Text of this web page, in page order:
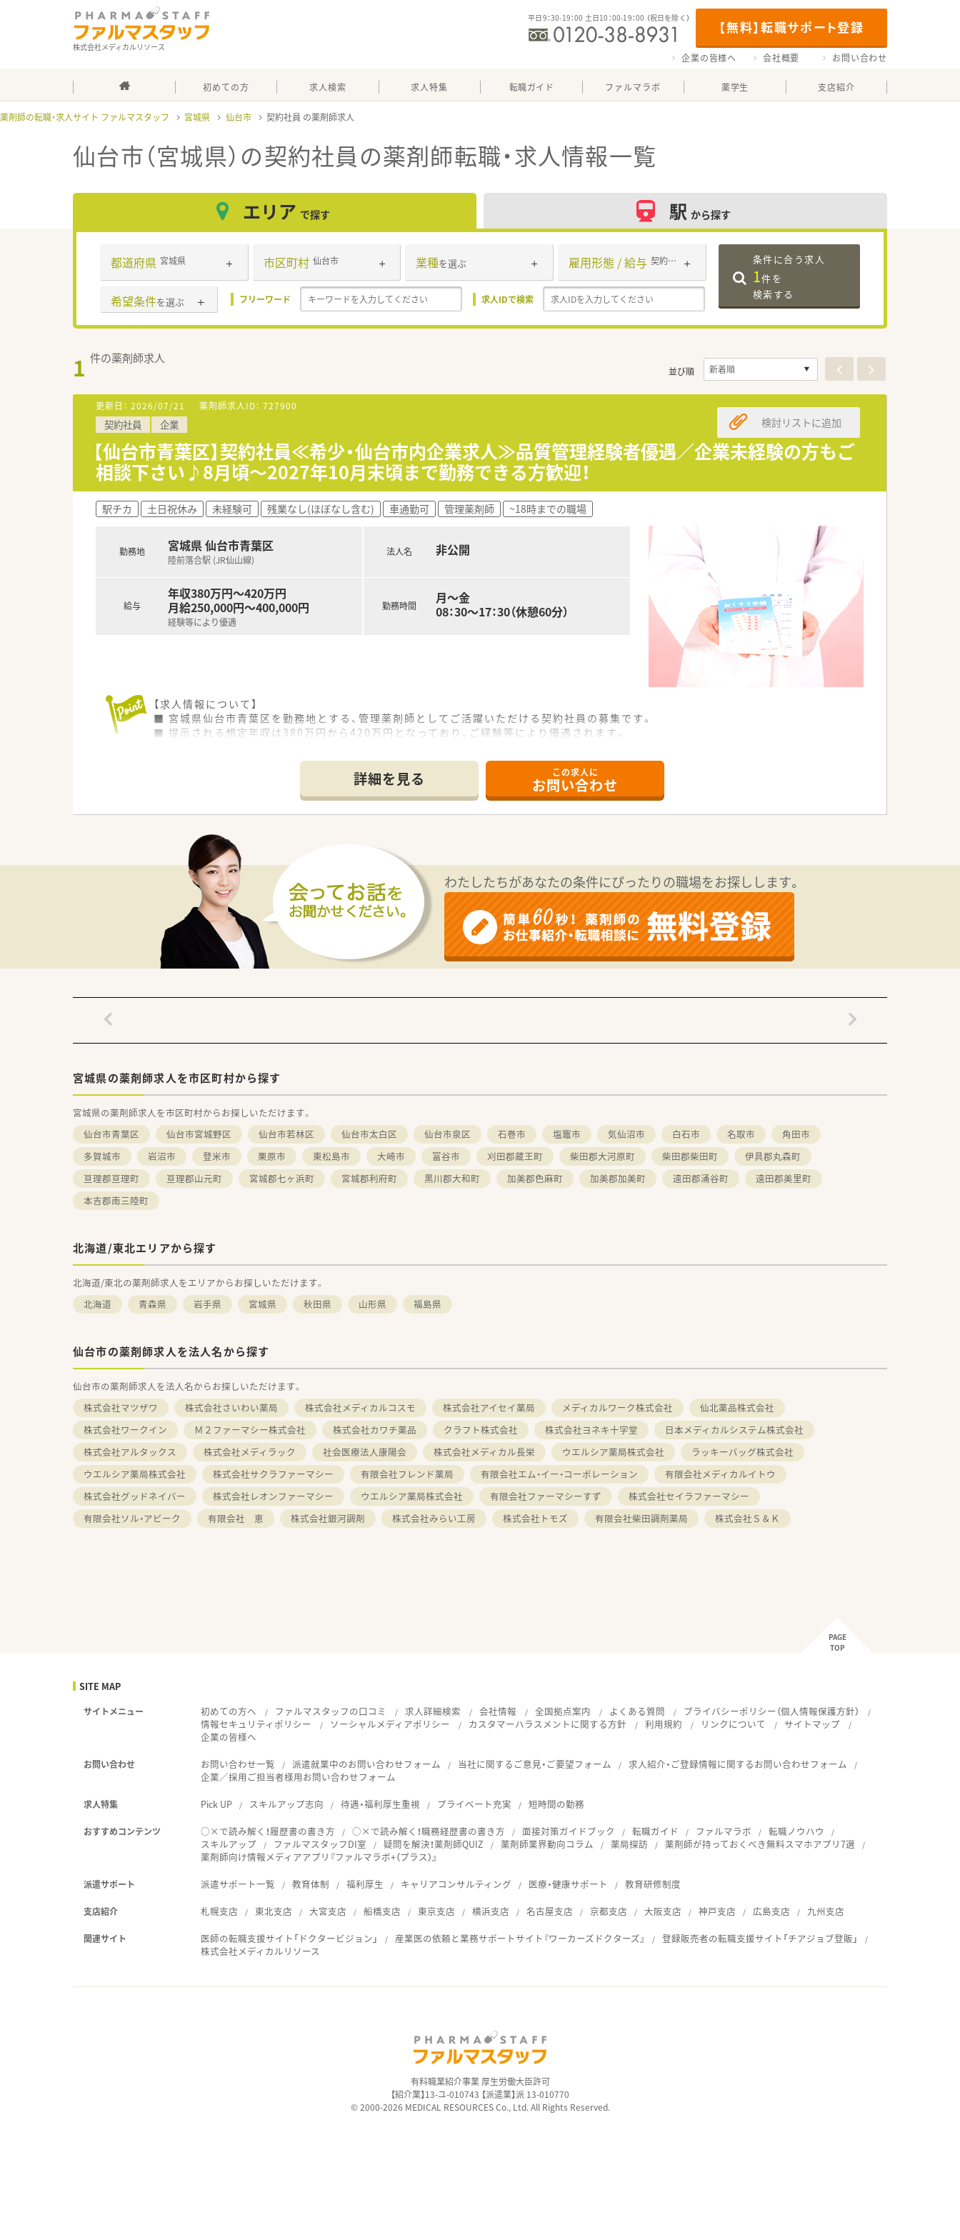
株式会社メディカルリソース
【無料】転職サポート登録
平日9：30-19：00 土日10：00-19：00 （祝日を除く）
企業の皆様へ 会社概要 お問い合わせ
初めての方 求人検索 求人特集 転職ガイド ファルマラボ 薬学生 支店紹介
薬剤師の転職・求人サイト ファルマスタッフ 宮城県 仙台市 契約社員
仙台市（宮城県）の契約社員の薬剤師転職・求人情報一覧
エリア で探す 駅 から探す
都道府県 宮城県 市区町村 仙台市 業種を選ぶ 雇用形態 / 給与 契約社員
希望条件を選ぶ フリーワード 求人IDで検索
条件に合う求人
1件を
検索する
1 件の薬剤師求人
並び順
更新日： 2026/07/21 薬剤師求人ID： 727900
契約社員 企業
【仙台市青葉区】契約社員≪希少・仙台市内企業求人≫品質管理経験者優遇／企業未経験の方もご
相談下さい♪8月頃～2027年10月末頃まで勤務できる方歓迎！
検討リストに追加
駅チカ 土日祝休み 未経験可 残業なし(ほぼなし含む) 車通勤可 管理薬剤師 ~18時までの職場
勤務地 宮城県 仙台市青葉区
陸前落合駅 (JR仙山線)
給与
年収380万円～420万円
月給250,000円～400,000円
経験等により優遇
法人名 非公開
勤務時間
月～金
08：30～17：30（休憩60分）
【求人情報について】
■ 宮城県仙台市青葉区を勤務地とする、管理薬剤師としてご活躍いただける契約社員の募集です。
■ 提示される想定年収は380万円から420万円となっており、ご経験等により優遇されます。
■ 環境や衛生のプロフェッショナルが満足するような、関連薬剤の開発や提携に努めています。
■ 宮城県内で唯一の医療用医薬品製造販売業者であり、地域社会において高い信頼を得ています。
■ 従業員のスキルアップを応援しており、外部研修等への参加を支援する福利厚生があります。
【想定されるモデル年収】
■ ご提示できる年収は380万円から420万円の範囲であり、契約社員としての採用となります。
■ これまでのご経験やスキルを考慮した上で、支給される給与額が最終的に優遇されます。
■ 定期的な昇給や賞与の支給はございませんが、時間外手当が全額支給される仕組みです。
詳細を見る この求人に
お問い合わせ
わたしたちがあなたの条件にぴったりの職場をお探しします。
宮城県の薬剤師求人を市区町村から探す
宮城県の薬剤師求人を市区町村からお探しいただけます。
仙台市青葉区
仙台市宮城野区 仙台市若林区 仙台市太白区 仙台市泉区 石巻市 塩竈市 気仙沼市 白石市 名取市
角田市
多賀城市
岩沼市 登米市 栗原市 東松島市 大崎市 富谷市 刈田郡蔵王町 柴田郡大河原町 柴田郡柴田町
伊具郡丸森町
亘理郡亘理町
亘理郡山元町 宮城郡七ヶ浜町 宮城郡利府町 黒川郡大和町 加美郡色麻町 加美郡加美町 遠田郡涌谷町
遠田郡美里町
本吉郡南三陸町
北海道/東北エリアから探す
北海道/東北の薬剤師求人をエリアからお探しいただけます。
北海道
青森県 岩手県 宮城県 秋田県 山形県 福島県
仙台市の薬剤師求人を法人名から探す
仙台市の薬剤師求人を法人名からお探しいただけます。
株式会社マツザワ
株式会社さいわい薬局 株式会社メディカルコスモ 株式会社アイセイ薬局 メディカルワーク株式会社
仙北薬品株式会社
株式会社ワークイン
Ｍ２ファーマシー株式会社 株式会社カワチ薬品 クラフト株式会社 株式会社ヨネキ十字堂
日本メディカルシステム株式会社
株式会社アルタックス
株式会社メディラック 社会医療法人康陽会 株式会社メディカル長栄 ウエルシア薬局株式会社
ラッキーバッグ株式会社
ウエルシア薬局株式会社
株式会社サクラファーマシー 有限会社フレンド薬局 有限会社エム・イー・コーポレーション
有限会社メディカルイトウ
株式会社グッドネイバー
株式会社レオンファーマシー ウエルシア薬局株式会社 有限会社ファーマシーすず
株式会社セイラファーマシー
有限会社ソル・アビーク
有限会社 恵 株式会社銀河調剤 株式会社みらい工房 株式会社トモズ 有限会社柴田調剤薬局 株式会社Ｓ＆Ｋ
PAGE
TOP
SITE MAP
サイトメニュー 初めての方へ ファルマスタッフの口コミ 求人詳細検索 会社情報 全国拠点案内 よくある質問
プライバシーポリシー（個人情報保護方針）
情報セキュリティポリシー
ソーシャルメディアポリシー カスタマーハラスメントに関する方針 利用規約 リンクについて
サイトマップ
企業の皆様へ
お問い合わせ お問い合わせ一覧 派遣就業中のお問い合わせフォーム 当社に関するご意見・ご要望フォーム
求人紹介・ご登録情報に関するお問い合わせフォーム
企業／採用ご担当者様用お問い合わせフォーム
求人特集 Pick UP スキルアップ志向 待遇・福利厚生重視 プライベート充実 短時間の勤務
おすすめコンテンツ ○×で読み解く！履歴書の書き方 ○×で読み解く！職務経歴書の書き方 面接対策ガイドブック 転職ガイド ファルマラボ
転職ノウハウ
スキルアップ
ファルマスタッフDI室 疑問を解決！薬剤師QUIZ 薬剤師業界動向コラム 薬局探訪
薬剤師が持っておくべき無料スマホアプリ7選
薬剤師向け情報メディアアプリ『ファルマラボ+（プラス）』
派遣サポート 派遣サポート一覧 教育体制 福利厚生 キャリアコンサルティング 医療・健康サポート 教育研修制度
支店紹介 札幌支店 東北支店 大宮支店 船橋支店 東京支店 横浜支店 名古屋支店 京都支店 大阪支店 神戸支店 広島支店 九州支店
関連サイト 医師の転職支援サイト「ドクタービジョン」 産業医の依頼と業務サポートサイト『ワーカーズドクターズ』
登録販売者の転職支援サイト「チアジョブ登販」
株式会社メディカルリソース
有料職業紹介事業 厚生労働大臣許可
【紹介業】13-ユ-010743 【派遣業】派 13-010770
© 2000-2026 MEDICAL RESOURCES Co., Ltd. All Rights Reserved.